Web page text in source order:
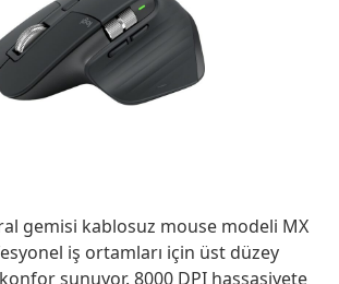
gemisi kablosuz mouse modeli MX
iş ortamları için üst düzey
sunuyor. 8000 DPI hassasiyete